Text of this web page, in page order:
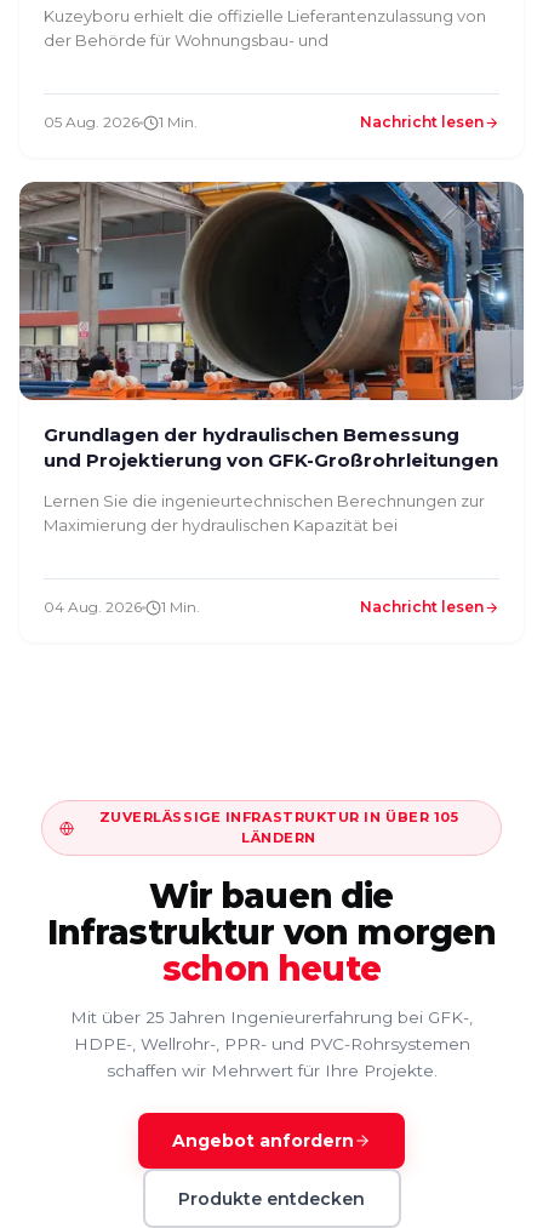
Kuzeyboru erhielt die offizielle Lieferantenzulassung von
der Behörde für Wohnungsbau- und
05 Aug. 2026 1 Min. Nachricht lesen
Grundlagen der hydraulischen Bemessung
und Projektierung von GFK-Großrohrleitungen
Lernen Sie die ingenieurtechnischen Berechnungen zur
Maximierung der hydraulischen Kapazität bei
04 Aug. 2026 1 Min. Nachricht lesen
ZUVERLÄSSIGE INFRASTRUKTUR IN ÜBER 105
LÄNDERN
Wir bauen die
Infrastruktur von morgen
schon heute
Mit über 25 Jahren Ingenieurerfahrung bei GFK-,
HDPE-, Wellrohr-, PPR- und PVC-Rohrsystemen
schaffen wir Mehrwert für Ihre Projekte.
Angebot anfordern
Produkte entdecken